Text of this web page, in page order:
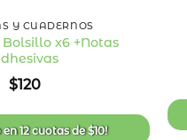
Y CUADERNOS
x6 +Notas
$120
en12 cuotasde$10!